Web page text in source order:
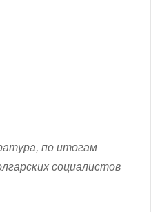
по итогам
социалистов